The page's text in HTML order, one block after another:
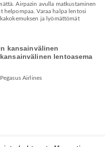
Airpazin avulla matkustaminen
helpompaa. Varaa halpa lentosi
ja lyömättömät
kansainvälinen
lentoasema
Pegasus Airlines